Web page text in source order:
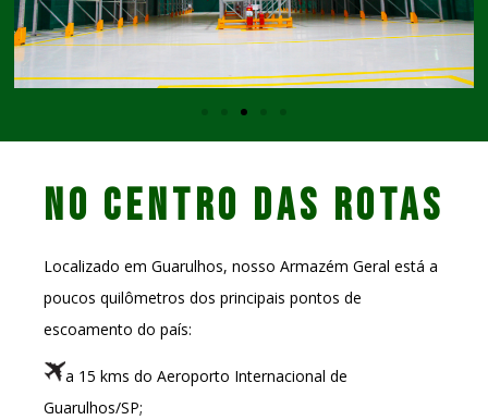
No centro das rotas
Localizado em Guarulhos, nosso Armazém Geral está a
poucos quilômetros dos principais pontos de
escoamento do país:
a 15 kms do Aeroporto Internacional de
Guarulhos/SP;